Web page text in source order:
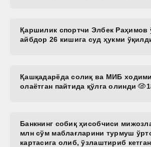
Қаршилик спортчи Элбек Раҳимов
айбдор 26 кишига суд ҳукми
Қашқадарёда солиқ ва МИБ
олаётган пайтида қўлга олинди
Банкнинг собиқ ҳисобчиси
млн сўм маблағларини турмуш
картасига олиб, ўзлаштириб